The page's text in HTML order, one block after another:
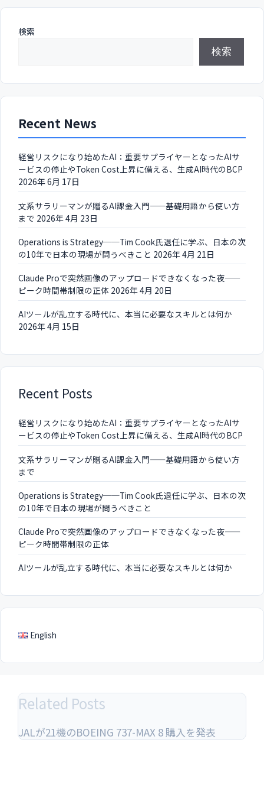
検索
検索
Recent News
経営リスクになり始めたAI：重要サプライヤーとなったAIサ
ービスの停止やToken Cost上昇に備える、生成AI時代のBCP
2026年 6月 17日
文系サラリーマンが贈るAI課金入門——基礎用語から使い方
まで 2026年 4月 23日
Operations is Strategy──Tim Cook氏退任に学ぶ、日本の次
の10年で日本の現場が問うべきこと 2026年 4月 21日
Claude Proで突然画像のアップロードできなくなった夜——
ピーク時間帯制限の正体 2026年 4月 20日
AIツールが乱立する時代に、本当に必要なスキルとは何か
2026年 4月 15日
Recent Posts
経営リスクになり始めたAI：重要サプライヤーとなったAIサ
ービスの停止やToken Cost上昇に備える、生成AI時代のBCP
文系サラリーマンが贈るAI課金入門——基礎用語から使い方
まで
Operations is Strategy──Tim Cook氏退任に学ぶ、日本の次
の10年で日本の現場が問うべきこと
Claude Proで突然画像のアップロードできなくなった夜——
ピーク時間帯制限の正体
AIツールが乱立する時代に、本当に必要なスキルとは何か
English
Related Posts
JALが21機のBOEING 737-MAX 8 購入を発表